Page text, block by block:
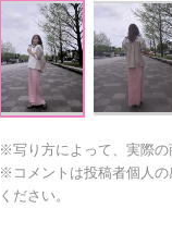
※写り方によって、実際の
※コメントは投稿者個人の
ください。